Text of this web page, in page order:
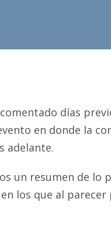
días
en donde la
adelante.
un resumen de lo
los que al